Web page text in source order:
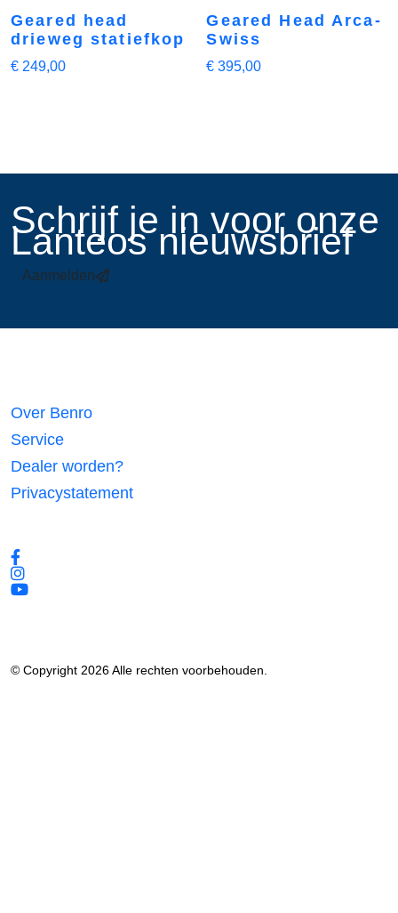
Geared head
drieweg statiefkop
€ 249,00
Geared Head Arca-
Swiss
€ 395,00
​Schrijf je in voor onze
Lanteos nieuwsbrief
Aanmelden
Over Benro
Service
Dealer worden?
Privacystatement
© Copyright 2026 Alle rechten voorbehouden.